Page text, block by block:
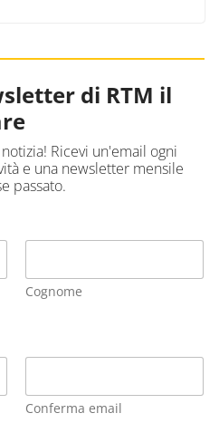
di RTM il
Ricevi un'email ogni
e una newsletter mensile
passato.
Cognome
Conferma email